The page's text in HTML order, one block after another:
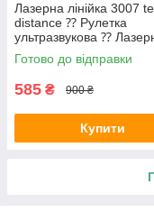
Лазерна лінійка 3007
distance ⁇ Рулетка
ультразвукова ⁇
далекомір
Готово до відправки
585 ₴ 900 ₴
Купити